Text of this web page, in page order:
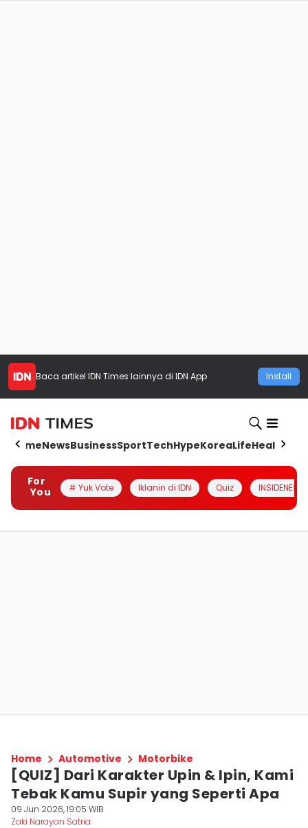
Baca artikel IDN Times lainnya di IDN App Install
HomeNewsBusinessSportTechHypeKoreaLifeHealth
For
You
# Yuk Vote Iklanin di IDN Quiz INSIDENESIA
Home Automotive Motorbike
[QUIZ] Dari Karakter Upin & Ipin, Kami
Tebak Kamu Supir yang Seperti Apa
09 Jun 2026, 19:05 WIB
Zaki Narayan Satria